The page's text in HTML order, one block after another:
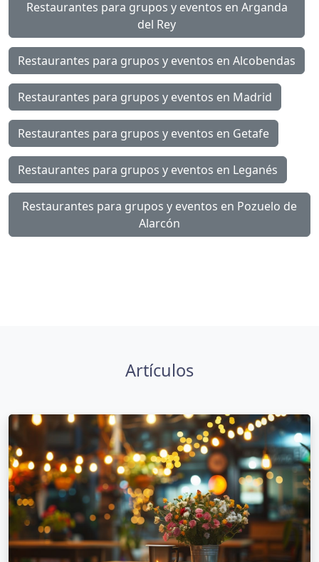
Restaurantes para grupos y eventos en Arganda
del Rey
Restaurantes para grupos y eventos en Alcobendas
Restaurantes para grupos y eventos en Madrid
Restaurantes para grupos y eventos en Getafe
Restaurantes para grupos y eventos en Leganés
Restaurantes para grupos y eventos en Pozuelo de
Alarcón
Artículos